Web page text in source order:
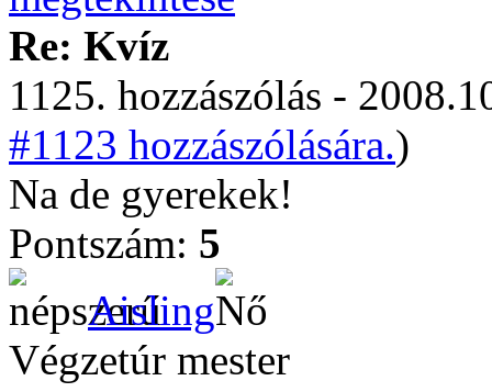
Re: Kvíz
1125. hozzászólás -
#1123 hozzászólására.)
Na de gyerekek!
Pontszám: 5
Aisling
Végzetúr mester